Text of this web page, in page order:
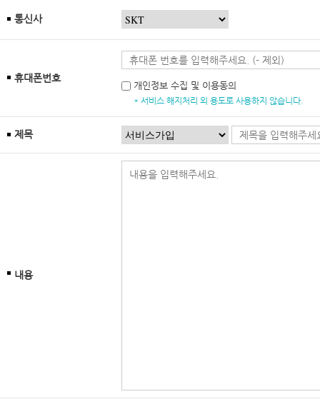
통신사
휴대폰번호
개인정보 수집 및 이용동의
* 서비스 해지처리 외 용도로 사용하지 않습니다.
제목
내용